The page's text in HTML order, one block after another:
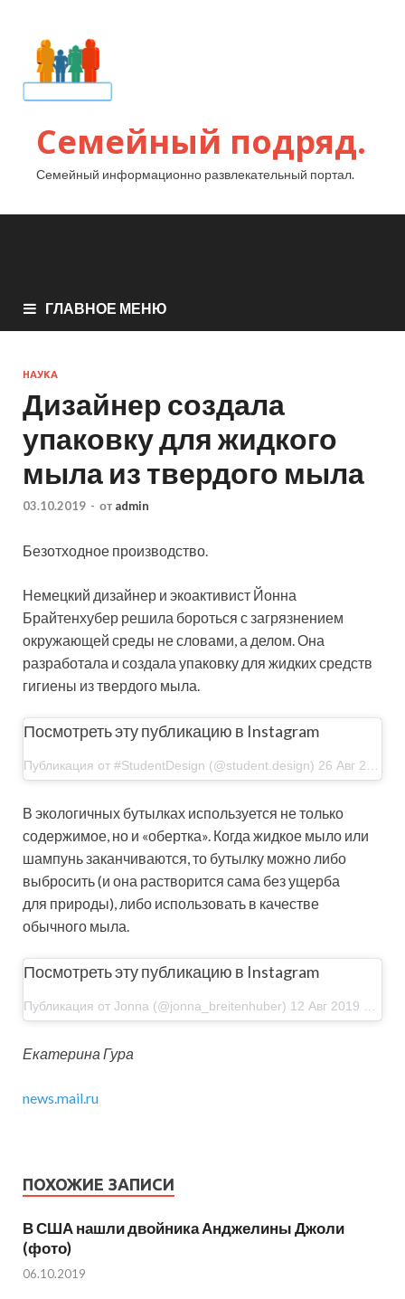
Семейный подряд.
Семейный информационно развлекательный портал.
ГЛАВНОЕ МЕНЮ
НАУКА
Дизайнер создала
упаковку для жидкого
мыла из твердого мыла
03.10.2019 - от admin
Безотходное производство.
Немецкий дизайнер и экоактивист Йонна
Брайтенхубер решила бороться с загрязнением
окружающей среды не словами, а делом. Она
разработала и создала упаковку для жидких средств
гигиены из твердого мыла.
Посмотреть эту публикацию в Instagram
В экологичных бутылках используется не только
содержимое, но и «обертка». Когда жидкое мыло или
шампунь заканчиваются, то бутылку можно либо
выбросить (и она растворится сама без ущерба
для природы), либо использовать в качестве
обычного мыла.
Посмотреть эту публикацию в Instagram
Екатерина Гура
news.mail.ru
ПОХОЖИЕ ЗАПИСИ
В США нашли двойника Анджелины Джоли
(фото)
06.10.2019